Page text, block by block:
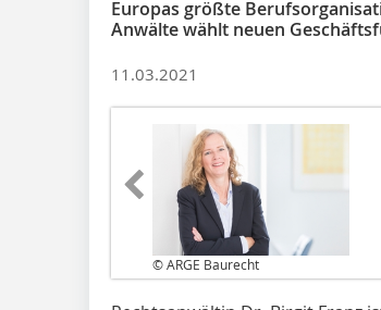
Europas größte
Anwälte wählt neuen
11.03.2021
© ARGE Baurecht